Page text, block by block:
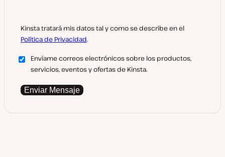
Kinsta tratará mis datos tal y como se describe en el
Política de Privacidad.
Envíame correos electrónicos sobre los productos,
servicios, eventos y ofertas de Kinsta.
Enviar Mensaje